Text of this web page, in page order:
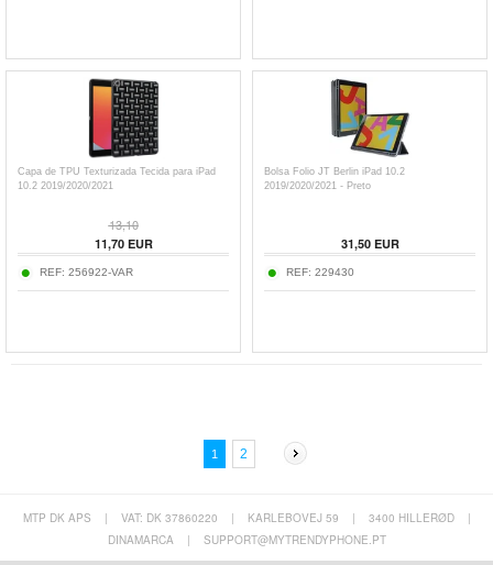
Capa de TPU Texturizada Tecida para iPad
10.2 2019/2020/2021
13,10
11,70EUR
REF: 256922-VAR
Bolsa Folio JT Berlin iPad 10.2
2019/2020/2021 - Preto
31,50EUR
REF: 229430
1 2
MTP DK APS | VAT: DK 37860220 | KARLEBOVEJ 59 | 3400 HILLERØD
|
DINAMARCA
| SUPPORT@MYTRENDYPHONE.PT